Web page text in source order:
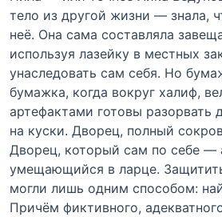
тело из другой жизни — знала,
неё. Она сама составляла
используя лазейку в местных
унаследовать сам себя. Но
бумажка, когда вокруг халиф,
артефактами готовы разорвать
на куски. Дворец, полный
Дворец, который сам по себе —
умещающийся в ларце.
могли лишь одним способом:
Причём фиктивного,